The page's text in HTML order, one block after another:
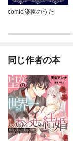
comic 楽園のうた
同じ作者の本